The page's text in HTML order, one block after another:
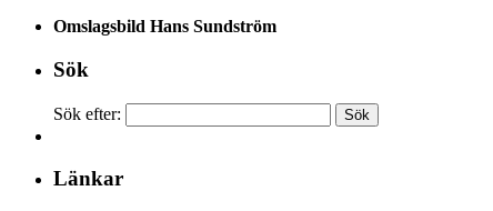
Omslagsbild Hans Sundström
Sök
Sök efter:
Länkar